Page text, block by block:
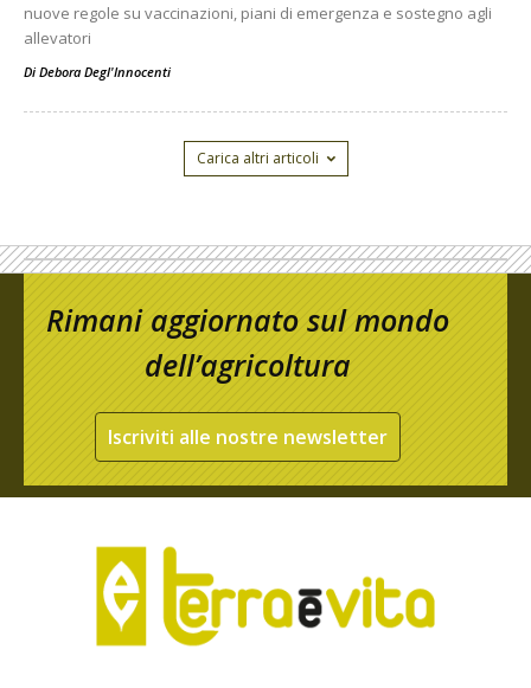
nuove regole su vaccinazioni, piani di emergenza e sostegno agli
allevatori
Di Debora Degl'Innocenti
Carica altri articoli
Rimani aggiornato sul mondo
dell’agricoltura
Iscriviti alle nostre newsletter